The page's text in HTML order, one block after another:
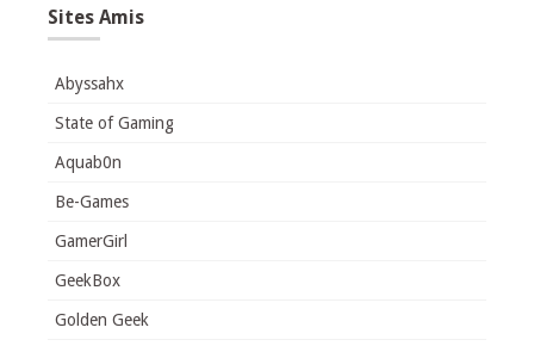
Sites Amis
Abyssahx
State of Gaming
Aquab0n
Be-Games
GamerGirl
GeekBox
Golden Geek